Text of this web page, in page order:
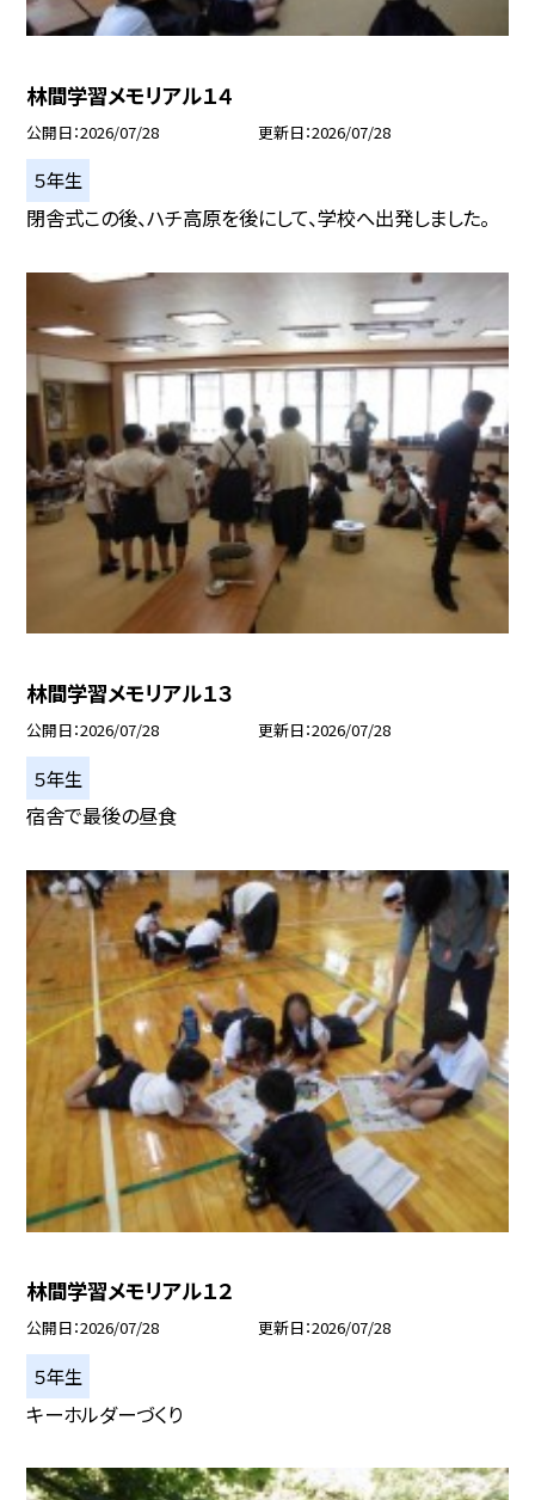
林間学習メモリアル１４
公開日 2026/07/28 更新日 2026/07/28
５年生
閉舎式この後、ハチ高原を後にして、学校へ出発しました。
林間学習メモリアル１３
公開日 2026/07/28 更新日 2026/07/28
５年生
宿舎で最後の昼食
林間学習メモリアル１２
公開日 2026/07/28 更新日 2026/07/28
５年生
キーホルダーづくり